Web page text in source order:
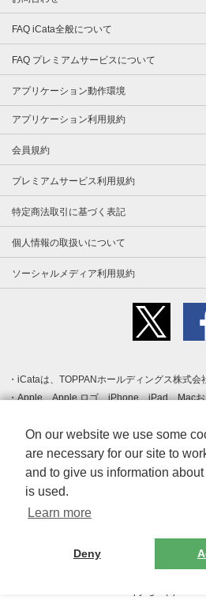
FAQ iCata全般について
FAQ プレミアムサービスについて
アプリケーション動作環境
アプリケーション利用規約
会員規約
プレミアムサービス利用規約
特定商法取引に基づく表記
個人情報の取扱いについて
ソーシャルメディア利用規約
iCataは、TOPPANホールディングス株式会
Apple、Apple ロゴ、iPhone、iPad、Mac
登録された Apple Inc. の商標です。App
クです。
Android、Google Play および Google Play
す。
Windows は Microsoft Inc.の米国およびそ
標です。
Adobe、Adobe Reader、Adobe PDF は、
その他、記載されている会社名、商品名、
On our website we use some
are necessary for our site to
and to give us information
is used.
Learn more
Deny